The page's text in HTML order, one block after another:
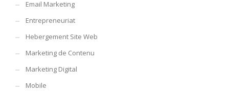
Email Marketing
Entrepreneuriat
Hebergement Site Web
Marketing de Contenu
Marketing Digital
Mobile